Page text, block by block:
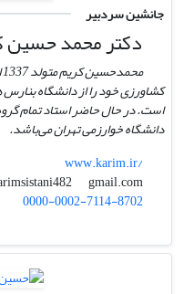
جانشین سردبیر
دکتر محمد حسین
است. در حال حاضر استاد تمام
دانشگاه خوارزمی تهران می‌باشد.
www.karim.ir/
karimsistani482
gmail.com
0000-0002-7114-8702